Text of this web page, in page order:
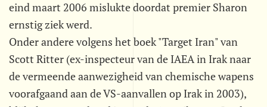
eind maart 2006 mislukte doordat premier Sharon
ernstig ziek werd.
Onder andere volgens het boek "Target Iran" van
Scott Ritter (ex-inspecteur van de IAEA in Irak naar
de vermeende aanwezigheid van chemische wapens
voorafgaand aan de VS-aanvallen op Irak in 2003),